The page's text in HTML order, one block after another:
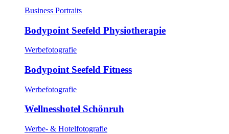
Business Portraits
Bodypoint Seefeld Physiotherapie
Werbefotografie
Bodypoint Seefeld Fitness
Werbefotografie
Wellnesshotel Schönruh
Werbe- & Hotelfotografie